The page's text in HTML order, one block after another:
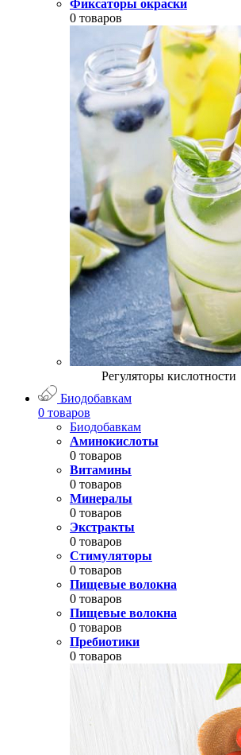
Фиксаторы окраски
0 товаров
Регуляторы кислотности
Биодобавкам
0 товаров
Биодобавкам
Аминокислоты
0 товаров
Витамины
0 товаров
Минералы
0 товаров
Экстракты
0 товаров
Стимуляторы
0 товаров
Пищевые волокна
0 товаров
Пищевые волокна
0 товаров
Пребиотики
0 товаров